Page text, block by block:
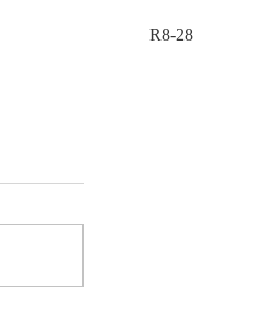
R8-28